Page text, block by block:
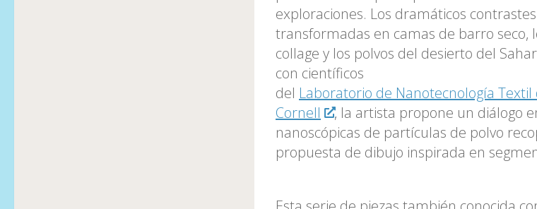
exploraciones. Los dramáticos
transformadas en camas de barro seco,
collage y los polvos del desierto del
con científicos
del Laboratorio de Nanotecnología
Cornell
, la artista propone un diálogo
nanoscópicas de partículas de polvo
propuesta de dibujo inspirada en